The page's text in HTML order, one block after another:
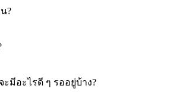
?
มีอะไรดี ๆ รออยู่บ้าง?